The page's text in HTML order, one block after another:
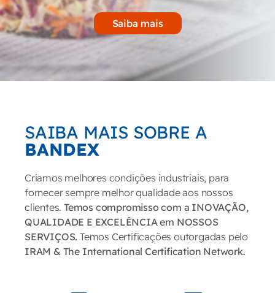
Saiba mais
SAIBA MAIS SOBRE A
BANDEX
Criamos melhores condições industriais, para
fornecer sempre melhor qualidade aos nossos
clientes. Temos compromisso com a INOVAÇÃO,
QUALIDADE E EXCELÊNCIA em NOSSOS
SERVIÇOS. Temos Certificações outorgadas pelo
IRAM & The International Certification Network.